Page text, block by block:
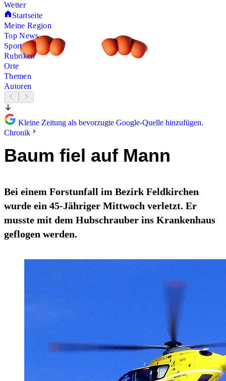
Wetter
Startseite
Meine Region
Top News
Sport
Rubriken
Orte
Themen
Autoren
Kleine Zeitung als bevorzugte Google-Quelle hinzufügen.
Chronik
Baum fiel auf Mann
Bei einem Forstunfall im Bezirk Feldkirchen
wurde ein 45-Jähriger Mittwoch verletzt. Er
musste mit dem Hubschrauber ins Krankenhaus
geflogen werden.